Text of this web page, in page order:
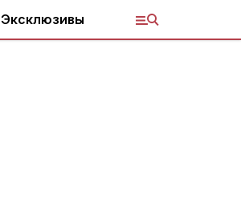
Эксклюзивы